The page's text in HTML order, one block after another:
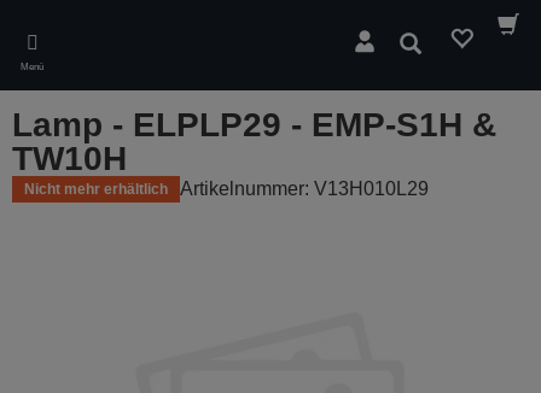
main
content
Menü
Suchen
Lamp - ELPLP29 - EMP-S1H &
TW10H
Nicht mehr erhältlich Artikelnummer: V13H010L29